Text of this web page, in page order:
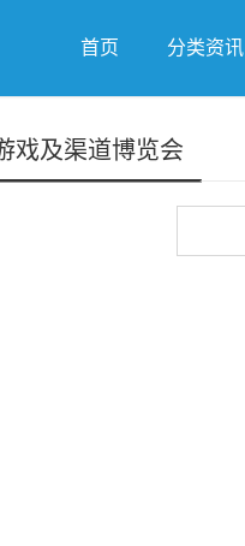
首页 分类资讯
跨界Talk
戏及渠道博览会